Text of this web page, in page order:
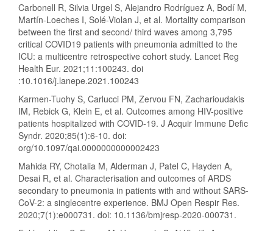
Carbonell R, Silvia Urgel S, Alejandro Rodríguez A, Bodí M,
Martín-Loeches I, Solé-Violan J, et al. Mortality comparison
between the first and second/ third waves among 3,795
critical COVID19 patients with pneumonia admitted to the
ICU: a multicentre retrospective cohort study. Lancet Reg
Health Eur. 2021;11:100243. doi
:10.1016/j.lanepe.2021.100243
Karmen-Tuohy S, Carlucci PM, Zervou FN, Zacharioudakis
IM, Rebick G, Klein E, et al. Outcomes among HIV-positive
patients hospitalized with COVID-19. J Acquir Immune Defic
Syndr. 2020;85(1):6-10. doi:
org/10.1097/qai.0000000000002423
Mahida RY, Chotalia M, Alderman J, Patel C, Hayden A,
Desai R, et al. Characterisation and outcomes of ARDS
secondary to pneumonia in patients with and without SARS-
CoV-2: a singlecentre experience. BMJ Open Respir Res.
2020;7(1):e000731. doi: 10.1136/bmjresp-2020-000731.